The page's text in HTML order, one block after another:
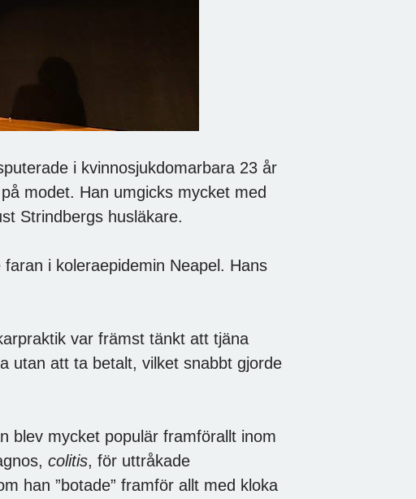
i kvinnosjukdomarbara 23 år
modet. Han umgicks mycket med
Strindbergs husläkare.
i koleraepidemin Neapel. Hans
var främst tänkt att tjäna
utan att ta betalt, vilket snabbt gjorde
blev mycket populär framförallt inom
colitis, för uttråkade
han ”botade” framför allt med kloka